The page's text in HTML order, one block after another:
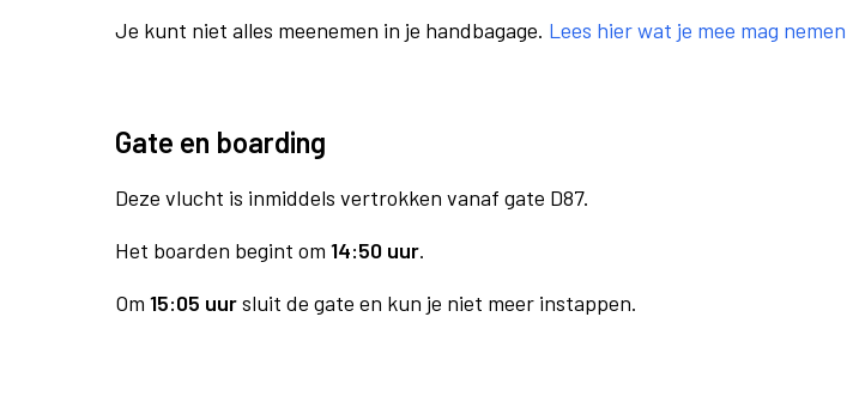
Je kunt niet alles meenemen in je handbagage. Lees hier wat je mee mag
Gate en boarding
Deze vlucht is inmiddels vertrokken vanaf gate D87.
Het boarden begint om 14:50 uur.
Om 15:05 uursluit de gate en kun je niet meer instappen.